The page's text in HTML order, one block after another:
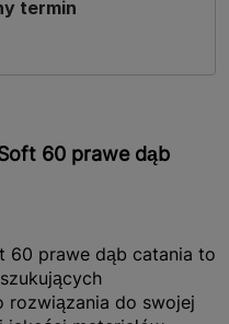
termin
60 prawe dąb
60 prawe dąb catania to
rozwiązania do swojej